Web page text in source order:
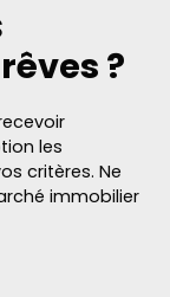
?
les
critères. Ne
immobilier